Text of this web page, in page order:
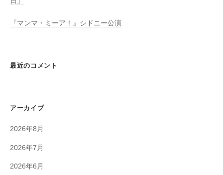
『マンマ・ミーア！』シドニー公演
最近のコメント
アーカイブ
2026年8月
2026年7月
2026年6月